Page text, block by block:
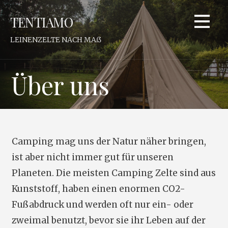
Zum
Inhalt
springen
TENTIAMO
LEINENZELTE NACH MAß
Über uns
Camping mag uns der Natur näher bringen,
ist aber nicht immer gut für unseren
Planeten. Die meisten Camping Zelte sind aus
Kunststoff, haben einen enormen CO2-
Fußabdruck und werden oft nur ein- oder
zweimal benutzt, bevor sie ihr Leben auf der